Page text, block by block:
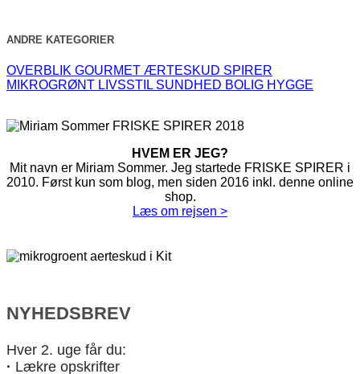
ANDRE KATEGORIER
OVERBLIK GOURMET ÆRTESKUD SPIRER
MIKROGRØNT LIVSSTIL SUNDHED BOLIG HYGGE
HVEM ER JEG?
Mit navn er Miriam Sommer. Jeg startede FRISKE SPIRER i
2010. Først kun som blog, men siden 2016 inkl. denne online
shop.
Læs om rejsen >
NYHEDSBREV
Hver 2. uge får du:
· Lækre opskrifter